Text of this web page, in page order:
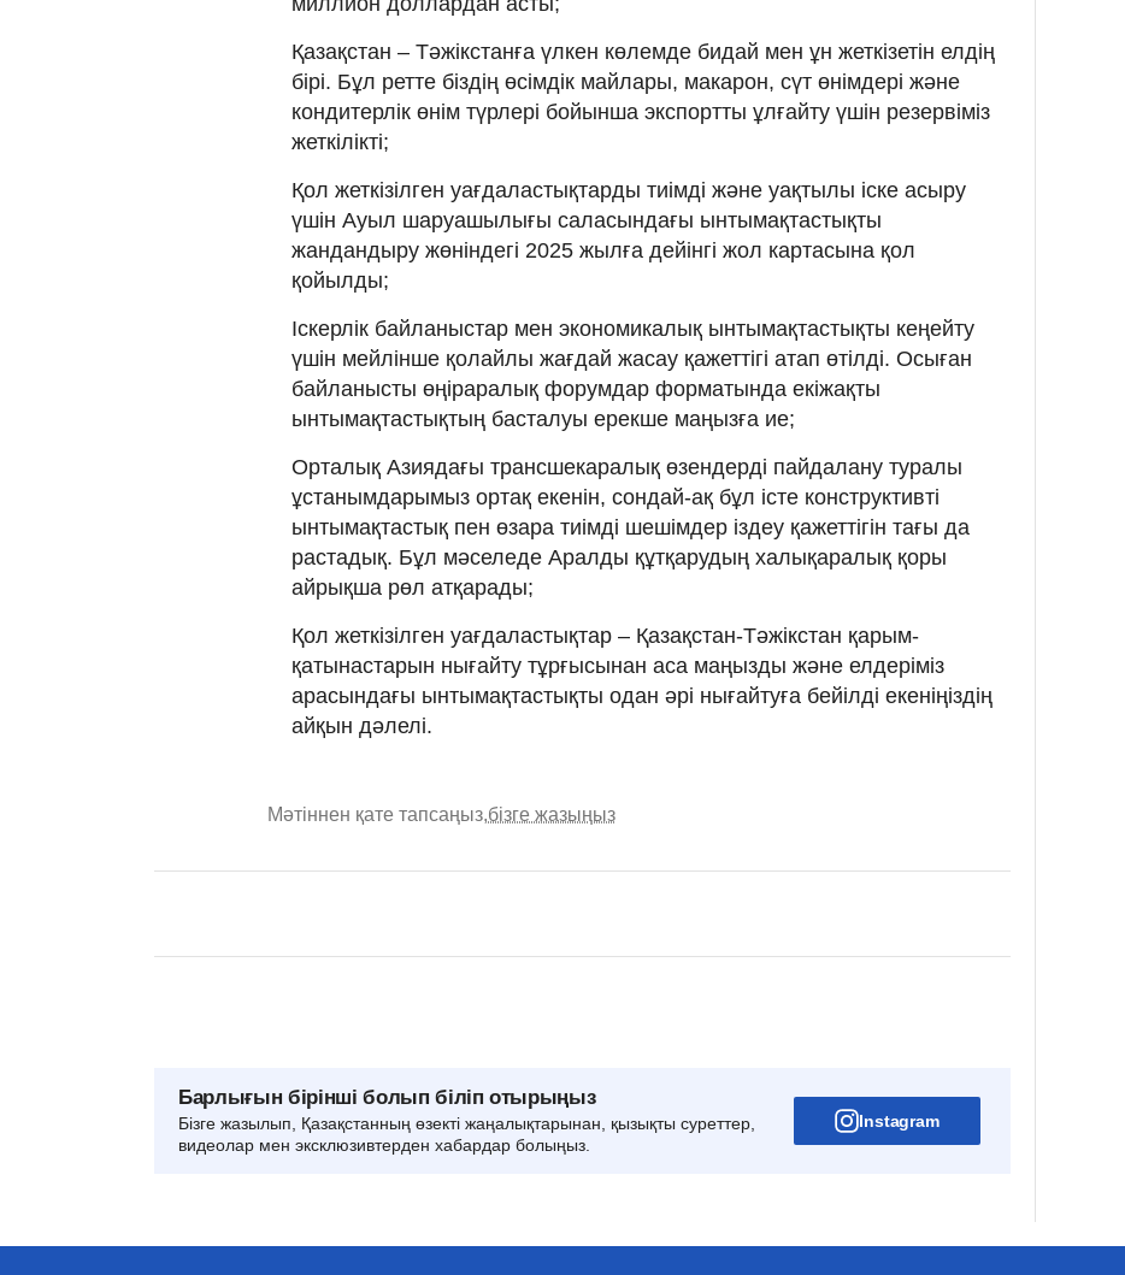
Қазақстан – Тәжікстанға үлкен көлемде бидай мен ұн жеткізетін елдің
бірі. Бұл ретте біздің өсімдік майлары, макарон, сүт өнімдері және
кондитерлік өнім түрлері бойынша экспортты ұлғайту үшін резервіміз
жеткілікті;
Қол жеткізілген уағдаластықтарды тиімді және уақтылы іске асыру
үшін Ауыл шаруашылығы саласындағы ынтымақтастықты
жандандыру жөніндегі 2025 жылға дейінгі жол картасына қол
қойылды;
Іскерлік байланыстар мен экономикалық ынтымақтастықты кеңейту
үшін мейлінше қолайлы жағдай жасау қажеттігі атап өтілді. Осыған
байланысты өңіраралық форумдар форматында екіжақты
ынтымақтастықтың басталуы ерекше маңызға ие;
Орталық Азиядағы трансшекаралық өзендерді пайдалану туралы
ұстанымдарымыз ортақ екенін, сондай-ақ бұл істе конструктивті
ынтымақтастық пен өзара тиімді шешімдер іздеу қажеттігін тағы да
растадық. Бұл мәселеде Аралды құтқарудың халықаралық қоры
айрықша рөл атқарады;
Қол жеткізілген уағдаластықтар – Қазақстан-Тәжікстан қарым-
қатынастарын нығайту тұрғысынан аса маңызды және елдеріміз
арасындағы ынтымақтастықты одан әрі нығайтуға бейілді екеніңіздің
айқын дәлелі.
Мәтіннен қате тапсаңыз,бізге жазыңыз
Барлығын бірінші болып біліп отырыңыз
Бізге жазылып, Қазақстанның өзекті жаңалықтарынан, қызықты суреттер,
видеолар мен эксклюзивтерден хабардар болыңыз.
Instagram